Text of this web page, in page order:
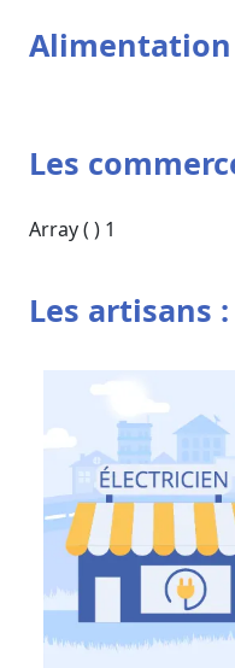
Alimentation
Les
Array ( ) 1
Les artisans :